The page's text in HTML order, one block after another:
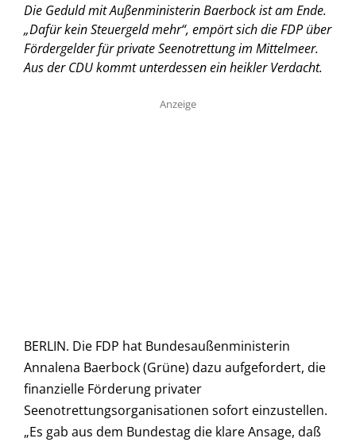
Die Geduld mit Außenministerin Baerbock ist am Ende.
„Dafür kein Steuergeld mehr“, empört sich die FDP über
Fördergelder für private Seenotrettung im Mittelmeer.
Aus der CDU kommt unterdessen ein heikler Verdacht.
Anzeige
BERLIN. Die FDP hat Bundesaußenministerin
Annalena Baerbock (Grüne) dazu aufgefordert, die
finanzielle Förderung privater
Seenotrettungsorganisationen sofort einzustellen.
„Es gab aus dem Bundestag die klare Ansage, daß